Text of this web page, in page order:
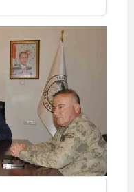
Muş
Nevşehir
Niğde
Ordu
Rize
Sakarya